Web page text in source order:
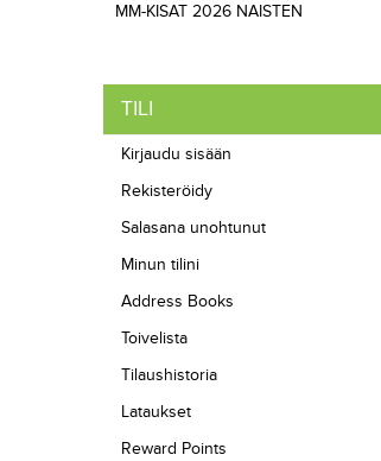
MM-KISAT 2026 NAISTEN
TILI
Kirjaudu sisään
Rekisteröidy
Salasana unohtunut
Minun tilini
Address Books
Toivelista
Tilaushistoria
Lataukset
Reward Points